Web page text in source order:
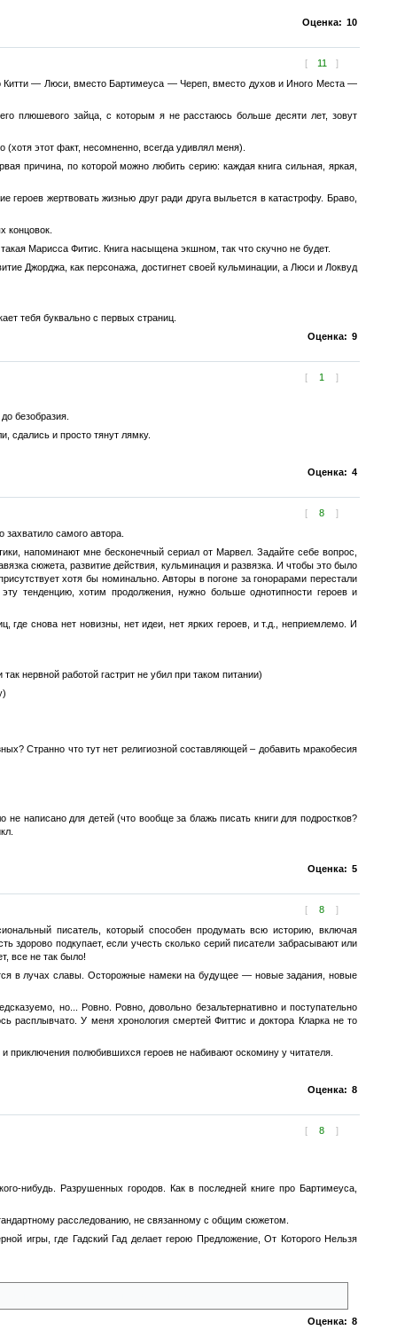
Оценка: 10
[ 11 ]
Китти — Люси, вместо Бартимеуса — Череп, вместо духов и Иного Места —
плюшевого зайца, с которым я не расстаюсь больше десяти лет, зовут
этот факт, несомненно, всегда удивлял меня).
причина, по которой можно любить серию: каждая книга сильная, яркая,
жертвовать жизнью друг ради друга выльется в катастрофу. Браво,
концовок.
Марисса Фитис. Книга насыщена экшном, так что скучно не будет.
Джорджа, как персонажа, достигнет своей кульминации, а Люси и Локвуд
тебя буквально с первых страниц.
Оценка: 9
[ 1 ]
безобразия.
сдались и просто тянут лямку.
Оценка: 4
[ 8 ]
самого автора.
напоминают мне бесконечный сериал от Марвел. Задайте себе вопрос,
сюжета, развитие действия, кульминация и развязка. И чтобы это было
хотя бы номинально. Авторы в погоне за гонорарами перестали
тенденцию, хотим продолжения, нужно больше однотипности героев и
где снова нет новизны, нет идеи, нет ярких героев, и т.д., неприемлемо. И
нервной работой гастрит не убил при таком питании)
Странно что тут нет религиозной составляющей – добавить мракобесия
написано для детей (что вообще за блажь писать книги для подростков?
Оценка: 5
[ 8 ]
писатель, который способен продумать всю историю, включая
здорово подкупает, если учесть сколько серий писатели забрасывают или
все не так было!
в лучах славы. Осторожные намеки на будущее — новые задания, новые
но... Ровно. Ровно, довольно безальтернативно и поступательно
расплывчато. У меня хронология смертей Фиттис и доктора Кларка не то
полюбившихся героев не набивают оскомину у читателя.
Оценка: 8
[ 8 ]
нибудь. Разрушенных городов. Как в последней книге про Бартимеуса,
расследованию, не связанному с общим сюжетом.
игры, где Гадский Гад делает герою Предложение, От Которого Нельзя
Оценка: 8